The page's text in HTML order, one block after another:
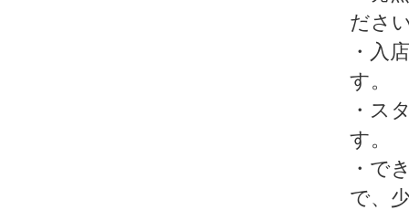
ださ
・入
す。
・ス
す。
・で
で、